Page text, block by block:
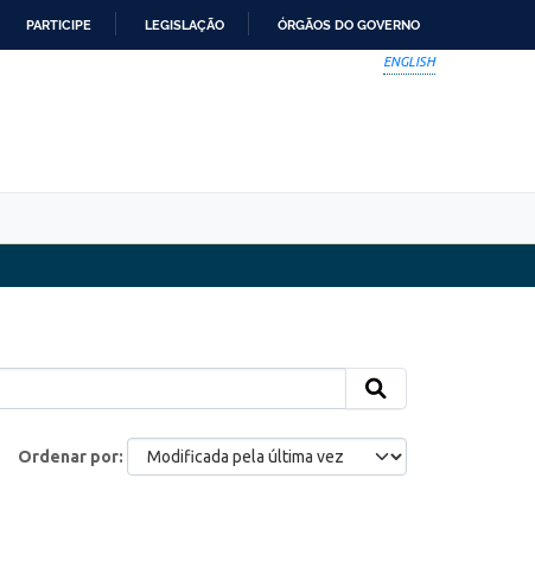
PARTICIPE LEGISLAÇÃO ÓRGÃOS DO GOVERNO
ENGLISH
Ordenar por